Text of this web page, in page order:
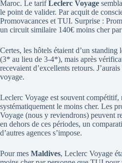
Maroc. Le tarifLeclerc Voyage
le point de valider. Par acquit de
Promovacances et TUI. Surprise :
un circuit similaire 140€ moins cher
Certes, les hôtels étaient d’un standing
(3* au lieu de 3-4*), mais après
recevaient d’excellents retours.
voyage.
Leclerc Voyage est souvent compétitif,
systématiquement le moins cher. Les
Voyage (nous y reviendrons) peuvent
en dehors de ces périodes, un
d’autres agences s’impose.
Pour mes Maldives, Leclerc Voyage